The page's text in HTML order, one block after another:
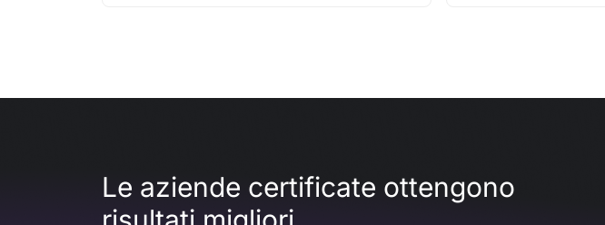
Le aziende certificate ottengono